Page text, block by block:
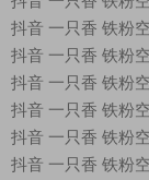
抖音 一只香 铁粉
抖音 一只香 铁粉
抖音 一只香 铁粉
抖音 一只香 铁粉
抖音 一只香 铁粉
抖音 一只香 铁粉